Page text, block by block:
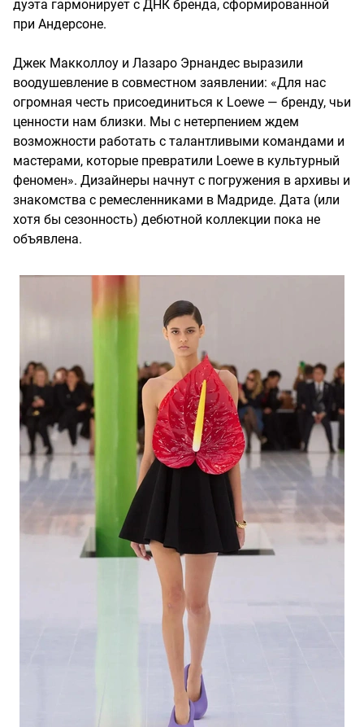
дуэта гармонирует с ДНК бренда, сформированной
при Андерсоне.
Джек Макколлоу и Лазаро Эрнандес выразили
воодушевление в совместном заявлении: «Для нас
огромная честь присоединиться к Loewe — бренду, чьи
ценности нам близки. Мы с нетерпением ждем
возможности работать с талантливыми командами и
мастерами, которые превратили Loewe в культурный
феномен». Дизайнеры начнут с погружения в архивы и
знакомства с ремесленниками в Мадриде. Дата (или
хотя бы сезонность) дебютной коллекции пока не
объявлена.